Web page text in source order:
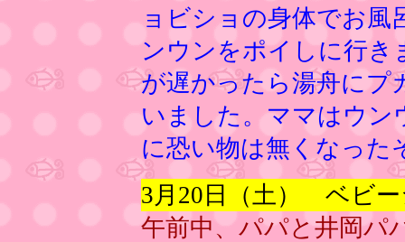
ョビショの身体でお風
ンウンをポイしに行き
が遅かったら湯舟にプ
いました。ママはウン
に恐い物は無くなった
3月20日（土） ベビー
午前中、パパと井岡パ